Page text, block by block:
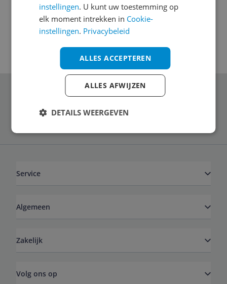
Aanmelden
Schrijf je in voor onze nieuwsbrief
Service
Algemeen
Zakelijk
Volg ons op
instellingen. U kunt uw toestemming op
elk moment intrekken in Cookie-
instellingen. Privacybeleid
ALLES ACCEPTEREN
ALLES AFWIJZEN
DETAILS WEERGEVEN